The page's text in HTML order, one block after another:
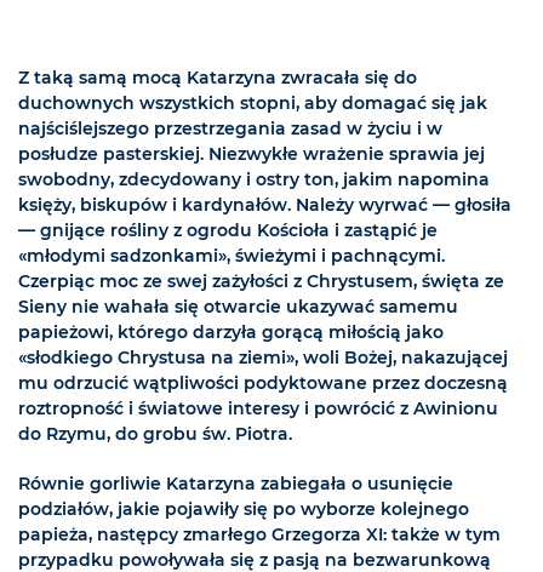
Z taką samą mocą Katarzyna zwracała się do
duchownych wszystkich stopni, aby domagać się jak
najściślejszego przestrzegania zasad w życiu i w
posłudze pasterskiej. Niezwykłe wrażenie sprawia jej
swobodny, zdecydowany i ostry ton, jakim napomina
księży, biskupów i kardynałów. Należy wyrwać — głosiła
— gnijące rośliny z ogrodu Kościoła i zastąpić je
«młodymi sadzonkami», świeżymi i pachnącymi.
Czerpiąc moc ze swej zażyłości z Chrystusem, święta ze
Sieny nie wahała się otwarcie ukazywać samemu
papieżowi, którego darzyła gorącą miłością jako
«słodkiego Chrystusa na ziemi», woli Bożej, nakazującej
mu odrzucić wątpliwości podyktowane przez doczesną
roztropność i światowe interesy i powrócić z Awinionu
do Rzymu, do grobu św. Piotra.
Równie gorliwie Katarzyna zabiegała o usunięcie
podziałów, jakie pojawiły się po wyborze kolejnego
papieża, następcy zmarłego Grzegorza XI: także w tym
przypadku powoływała się z pasją na bezwarunkową